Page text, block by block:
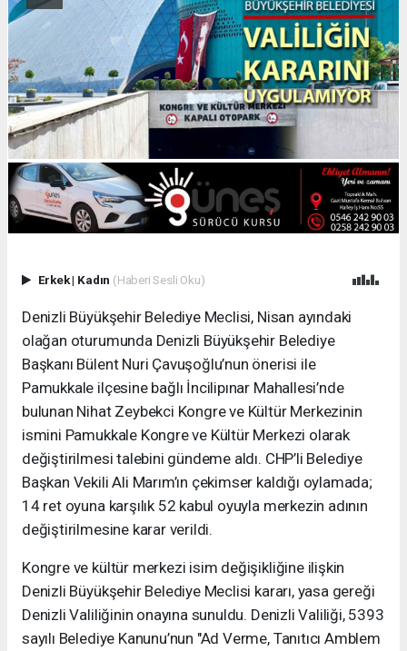
Erkek| Kadın (Haberi Sesli Oku)
Denizli Büyükşehir Belediye Meclisi, Nisan ayındaki
olağan oturumunda Denizli Büyükşehir Belediye
Başkanı Bülent Nuri Çavuşoğlu’nun önerisi ile
Pamukkale ilçesine bağlı İncilipınar Mahallesi’nde
bulunan Nihat Zeybekci Kongre ve Kültür Merkezinin
ismini Pamukkale Kongre ve Kültür Merkezi olarak
değiştirilmesi talebini gündeme aldı. CHP’li Belediye
Başkan Vekili Ali Marım’ın çekimser kaldığı oylamada;
14 ret oyuna karşılık 52 kabul oyuyla merkezin adının
değiştirilmesine karar verildi.
Kongre ve kültür merkezi isim değişikliğine ilişkin
Denizli Büyükşehir Belediye Meclisi kararı, yasa gereği
Denizli Valiliğinin onayına sunuldu. Denizli Valiliği, 5393
sayılı Belediye Kanunu’nun "Ad Verme, Tanıtıcı Amblem